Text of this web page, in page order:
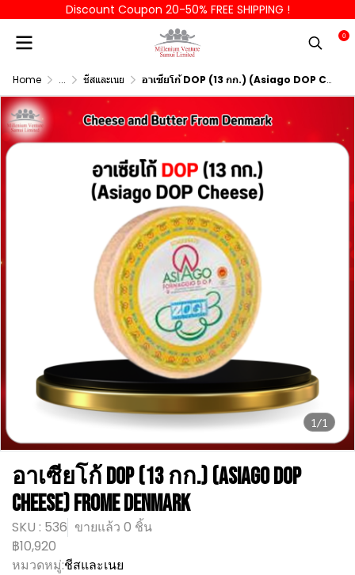
Discount Coupon 20-50% FREE SHIPPING !
0
Home ... ชีสและเนย อาเซียโก้ DOP (13 กก.) (Asiago DOP Cheese) Frome Denmark
1/1
อาเซียโก้ DOP (13 กก.) (Asiago DOP
Cheese) Frome Denmark
SKU : 536 ขายแล้ว 0 ชิ้น
฿10,920
หมวดหมู่:ชีสและเนย